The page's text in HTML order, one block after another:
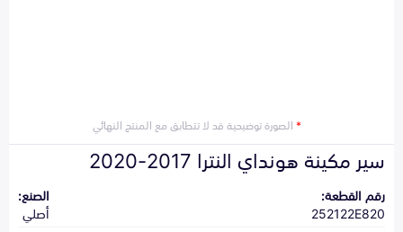
*الصورة توضيحية قد لا تتطابق مع المنتج النهائي
سير مكينة هونداي النترا 2017-2020
رقم القطعة:
252122E820
الصنع:
أصلي